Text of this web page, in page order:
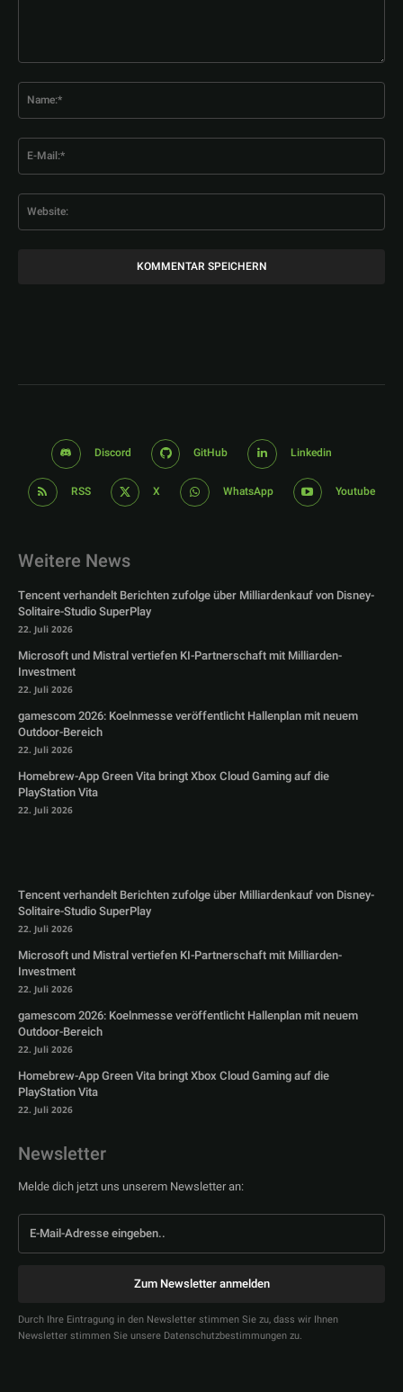
Discord GitHub Linkedin
RSS X WhatsApp Youtube
Weitere News
Tencent verhandelt Berichten zufolge über Milliardenkauf von Disney-
Solitaire-Studio SuperPlay
22. Juli 2026
Microsoft und Mistral vertiefen KI-Partnerschaft mit Milliarden-
Investment
22. Juli 2026
gamescom 2026: Koelnmesse veröffentlicht Hallenplan mit neuem
Outdoor-Bereich
22. Juli 2026
Homebrew-App Green Vita bringt Xbox Cloud Gaming auf die
PlayStation Vita
22. Juli 2026
Tencent verhandelt Berichten zufolge über Milliardenkauf von Disney-
Solitaire-Studio SuperPlay
22. Juli 2026
Microsoft und Mistral vertiefen KI-Partnerschaft mit Milliarden-
Investment
22. Juli 2026
gamescom 2026: Koelnmesse veröffentlicht Hallenplan mit neuem
Outdoor-Bereich
22. Juli 2026
Homebrew-App Green Vita bringt Xbox Cloud Gaming auf die
PlayStation Vita
22. Juli 2026
Newsletter
Melde dich jetzt uns unserem Newsletter an:
Zum Newsletter anmelden
Durch Ihre Eintragung in den Newsletter stimmen Sie zu, dass wir Ihnen
Newsletter stimmen Sie unsere Datenschutzbestimmungen zu.